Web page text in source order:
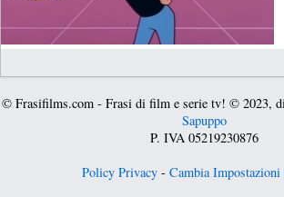
© Frasifilms.com - Frasi di film e serie tv! © 2023,
Sapuppo
P. IVA 05219230876
Policy Privacy- Cambia Impostazioni